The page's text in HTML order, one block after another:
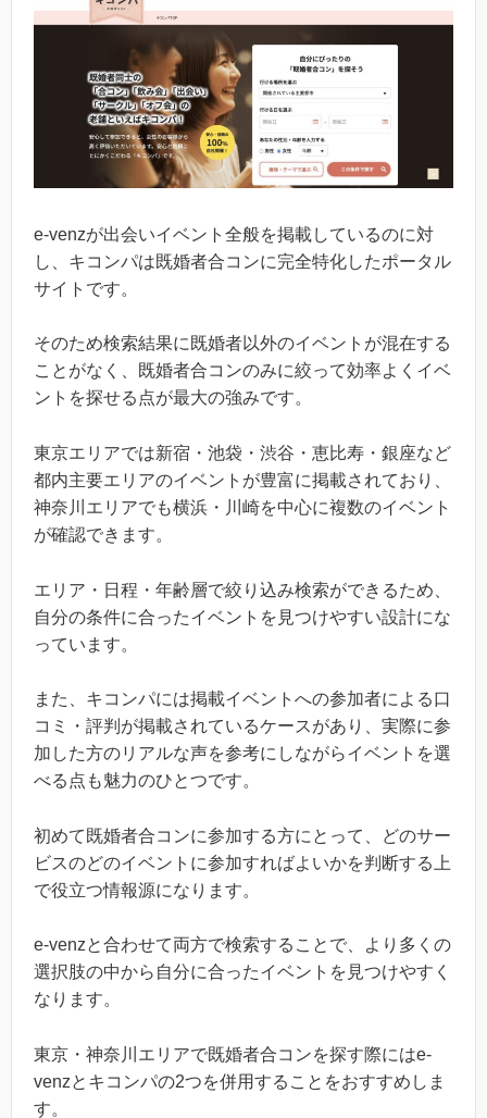
e-venzが出会いイベント全般を掲載しているのに対
し、キコンパは既婚者合コンに完全特化したポータル
サイトです。
そのため検索結果に既婚者以外のイベントが混在する
ことがなく、既婚者合コンのみに絞って効率よくイベ
ントを探せる点が最大の強みです。
東京エリアでは新宿・池袋・渋谷・恵比寿・銀座など
都内主要エリアのイベントが豊富に掲載されており、
神奈川エリアでも横浜・川崎を中心に複数のイベント
が確認できます。
エリア・日程・年齢層で絞り込み検索ができるため、
自分の条件に合ったイベントを見つけやすい設計にな
っています。
また、キコンパには掲載イベントへの参加者による口
コミ・評判が掲載されているケースがあり、実際に参
加した方のリアルな声を参考にしながらイベントを選
べる点も魅力のひとつです。
初めて既婚者合コンに参加する方にとって、どのサー
ビスのどのイベントに参加すればよいかを判断する上
で役立つ情報源になります。
e-venzと合わせて両方で検索することで、より多くの
選択肢の中から自分に合ったイベントを見つけやすく
なります。
東京・神奈川エリアで既婚者合コンを探す際にはe-
venzとキコンパの2つを併用することをおすすめしま
す。